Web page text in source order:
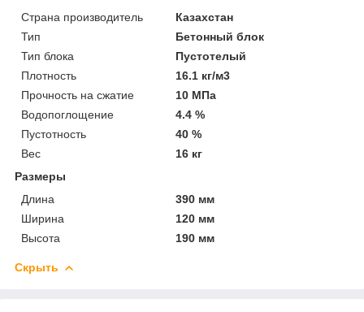
Страна производитель
Казахстан
Тип
Бетонный блок
Тип блока
Пустотелый
Плотность
16.1 кг/м3
Прочность на сжатие
10 МПа
Водопоглощение
4.4 %
Пустотность
40 %
Вес
16 кг
Размеры
Длина
390 мм
Ширина
120 мм
Высота
190 мм
Скрыть